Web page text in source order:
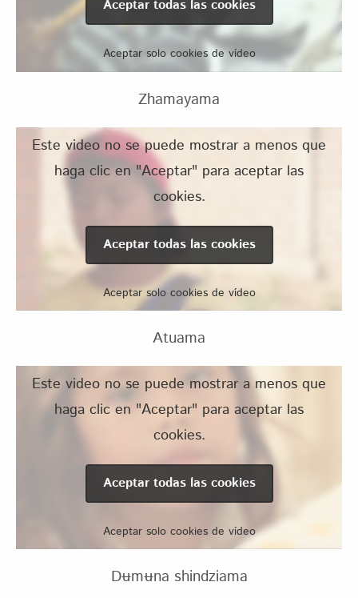
Aceptar todas las cookies
Aceptar solo cookies de vídeo
Zhamayama
Este video no se puede mostrar a menos que
haga clic en "Aceptar" para aceptar las
cookies.
Aceptar todas las cookies
Aceptar solo cookies de vídeo
Atuama
Este video no se puede mostrar a menos que
haga clic en "Aceptar" para aceptar las
cookies.
Aceptar todas las cookies
Aceptar solo cookies de vídeo
Dʉmʉna shindziama